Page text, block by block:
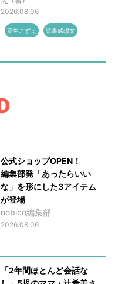
2026.08.06
粟生こずえ 読書感想文
公式ショップOPEN！
編集部発「あったらいい
な」を形にした3アイテム
が登場
nobico編集部
2026.08.06
「2年間ほとんど会話な